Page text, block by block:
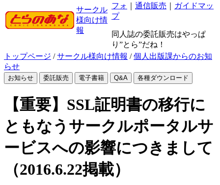
サークル
様向け情
報
フォ
通信販売
ガイドマッ
プ
同人誌の委託販売はやっぱ
り”とら”だね！
トップページ /サークル様向け情報 /個人出版課からのお知
らせ
お知らせ 委託販売 電子書籍 Q&A 各種ダウンロード
【重要】SSL証明書の移行に
ともなうサークルポータルサ
ービスへの影響につきまして
（2016.6.22掲載）